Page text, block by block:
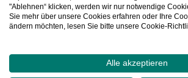
Schnelles Navigieren
"Ablehnen“ klicken, werden wir nur notwendige
Sie mehr über unsere Cookies erfahren oder Ihre
ändern möchten, lesen Sie bitte unsere Cookie-
Alle akzeptieren